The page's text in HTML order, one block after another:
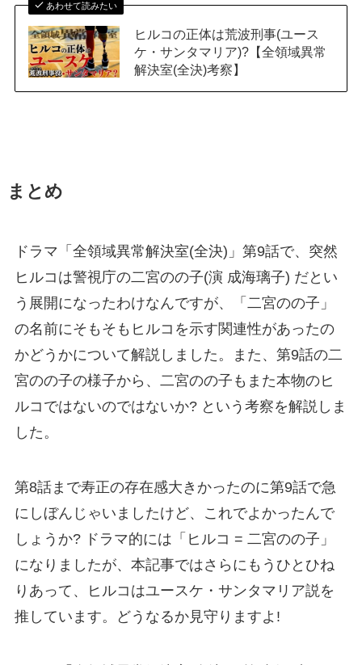
あわせて読みたい
ヒルコの正体は荒波刑事(ユース
ケ・サンタマリア)?【全領域異常
解決室(全決)考察】
まとめ
ドラマ「全領域異常解決室(全決)」第9話で、突然
ヒルコは警視庁の二宮のの子(演 成海璃子) だとい
う展開になったわけなんですが、「二宮のの子」
の名前にそもそもヒルコを示す関連性があったの
かどうかについて解説しました。また、第9話の二
宮のの子の様子から、二宮のの子もまた本物のヒ
ルコではないのではないか? という考察を解説しま
した。
第8話まで寿正の存在感大きかったのに第9話で急
にしぼんじゃいましたけど、これでよかったんで
しょうか? ドラマ的には「ヒルコ = 二宮のの子」
になりましたが、本記事ではさらにもうひとひね
りあって、ヒルコはユースケ・サンタマリア説を
推しています。どうなるか見守りますよ!